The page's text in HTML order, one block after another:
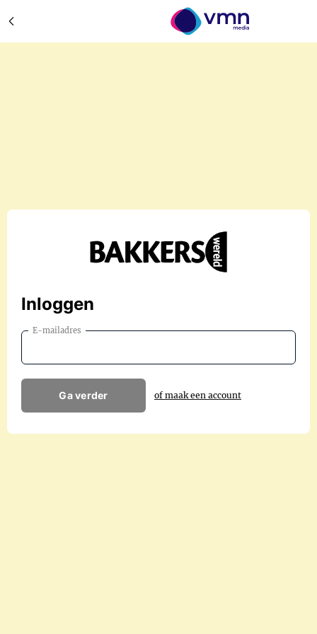
Inloggen
E-mailadres
Ga verder of maak een account